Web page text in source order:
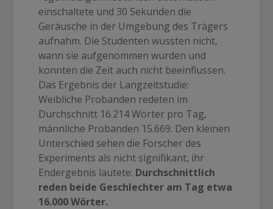
einschaltete und 30 Sekunden die
Geräusche in der Umgebung des Trägers
aufnahm. Die Studenten wussten nicht,
wann sie aufgenommen wurden und
konnten die Zeit auch nicht beeinflussen.
Das Ergebnis der Langzeitstudie:
Weibliche Probanden redeten im
Durchschnitt 16.214 Wörter pro Tag,
männliche Probanden 15.669. Den kleinen
Unterschied sehen die Forscher des
Experiments als nicht signifikant, ihr
Endergebnis lautete: Durchschnittlich
reden beide Geschlechter am Tag etwa
16.000 Wörter.